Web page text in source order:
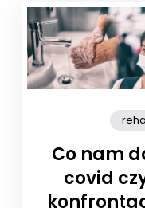
Co nam
covid